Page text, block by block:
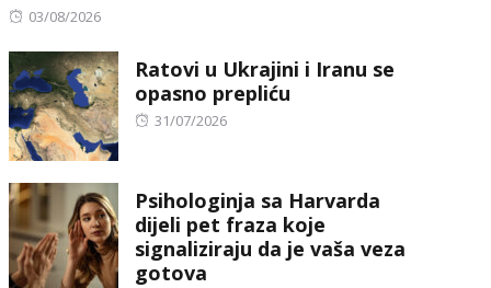
Posted
03/08/2026
Ratovi u Ukrajini i Iranu se
opasno prepliću
Posted
31/07/2026
Psihologinja sa Harvarda
dijeli pet fraza koje
signaliziraju da je vaša veza
gotova